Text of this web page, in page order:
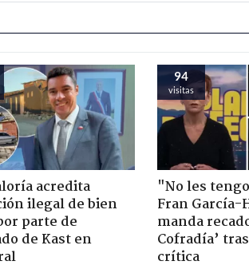
acredita
ilegal de bien
parte de
de Kast en
94
visitas
"No les
Fran García-
manda
Cofradía’
crítica